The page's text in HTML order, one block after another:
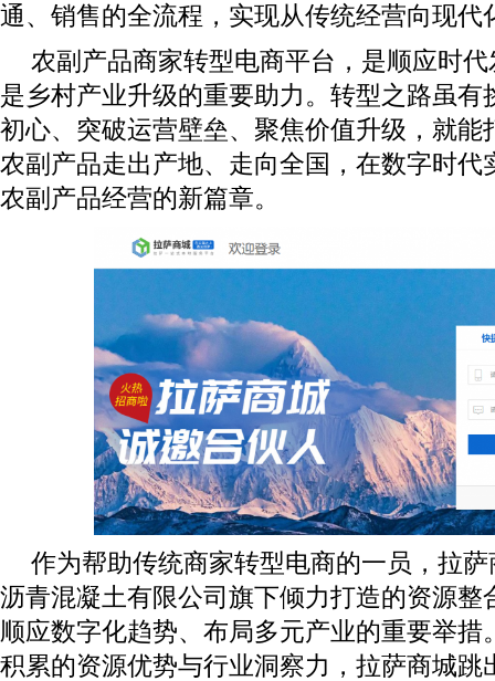
通、销售的全流程，实现从传统经营向现代
农副产品商家转型电商平台，是顺应时
是乡村产业升级的重要助力。转型之路虽有
初心、突破运营壁垒、聚焦价值升级，就能
农副产品走出产地、走向全国，在数字时代
农副产品经营的新篇章。
作为帮助传统商家转型电商的一员，拉
沥青混凝土有限公司旗下倾力打造的资源整
顺应数字化趋势、布局多元产业的重要举措
积累的资源优势与行业洞察力，拉萨商城跳